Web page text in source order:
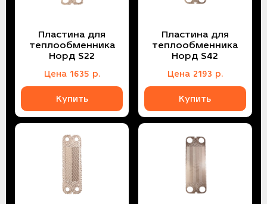
Пластина для
теплообменника
Норд S22
Цена 1635 р.
Купить
Пластина для
теплообменника
Норд S42
Цена 2193 р.
Купить